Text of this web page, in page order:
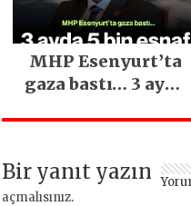
MHP Esenyurt’ta
gaza bastı… 3 ayda
edildi
Bir yanıt yazın
açmalısınız.